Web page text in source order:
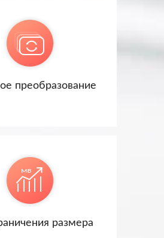
преобразование
размера